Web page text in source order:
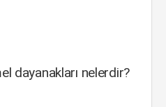
dayanakları nelerdir?